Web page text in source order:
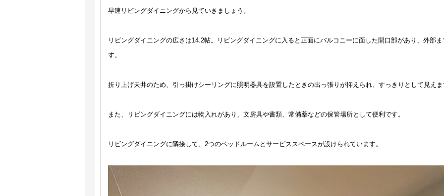
早速リビングダイニングから見ていきましょう。
リビングダイニングの広さは14.2帖。リビングダイニングに入ると正面にバルコニーに面した開口部があり、外部
す。
折り上げ天井のため、引っ掛けシーリングに照明器具を設置したときの出っ張りが抑えられ、すっきりとして見え
また、リビングダイニングには物入れがあり、文房具や書類、常備薬などの保管場所として便利です。
リビングダイニングに隣接して、2つのベッドルームとサービススペースが設けられています。